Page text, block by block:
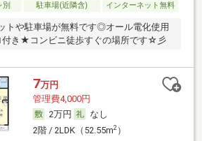
駐車場(近隣含) インターネット無料
トや駐車場が無料です◎オール電化使用
付き★コンビニ徒歩すぐの場所です☆彡
7万円
管理費4,000円
2万円
なし
2階 / 2LDK（52.55m2）